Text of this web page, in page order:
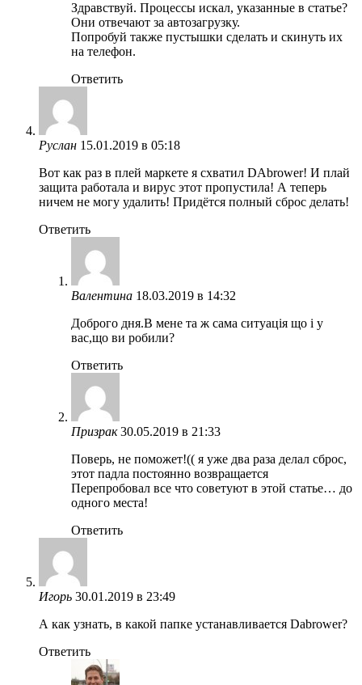
Здравствуй. Процессы искал, указанные в статье?
Они отвечают за автозагрузку.
Попробуй также пустышки сделать и скинуть их
на телефон.
Ответить
Руслан 15.01.2019 в 05:18
Вот как раз в плей маркете я схватил DAbrower! И плай
защита работала и вирус этот пропустила! А теперь
ничем не могу удалить! Придётся полный сброс делать!
Ответить
Валентина 18.03.2019 в 14:32
Доброго дня.В мене та ж сама ситуація що і у
вас,що ви робили?
Ответить
Призрак 30.05.2019 в 21:33
Поверь, не поможет!(( я уже два раза делал сброс,
этот падла постоянно возвращается
Перепробовал все что советуют в этой статье… до
одного места!
Ответить
Игорь 30.01.2019 в 23:49
А как узнать, в какой папке устанавливается Dabrower?
Ответить